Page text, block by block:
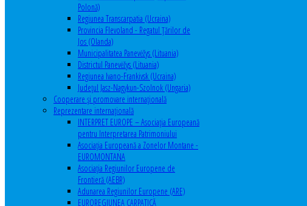
Polonă)
Regiunea Transcarpatia (Ucraina)
Provincia Flevoland - Regatul Ţărilor de
Jos (Olanda)
Municipalitatea Panevėžys (Lituania)
Districtul Panevėžys (Lituania)
Regiunea Ivano-Frankivsk (Ucraina)
Judeţul Jasz-Nagykun-Szolnok (Ungaria)
Cooperare şi promovare internaţională
Reprezentare internaţională
INTERPRET EUROPE – Asociația Europeană
pentru Interpretarea Patrimoniului
Asociația Europeană a Zonelor Montane -
EUROMONTANA
Asociația Regiunilor Europene de
Frontieră (AEBR)
Adunarea Regiunilor Europene (ARE)
EUROREGIUNEA CARPATICĂ